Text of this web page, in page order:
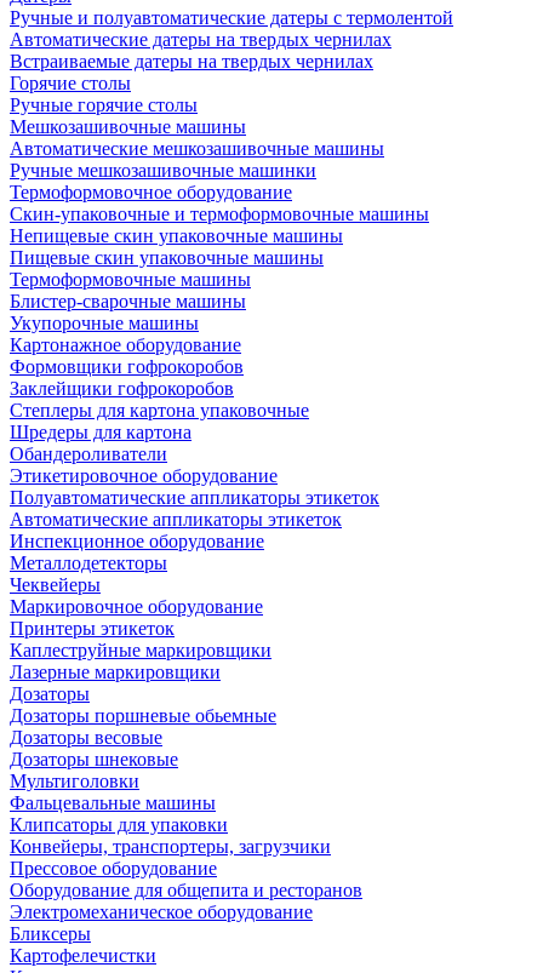
Ручные и полуавтоматические датеры с термолентой
Автоматические датеры на твердых чернилах
Встраиваемые датеры на твердых чернилах
Горячие столы
Ручные горячие столы
Мешкозашивочные машины
Автоматические мешкозашивочные машины
Ручные мешкозашивочные машинки
Термоформовочное оборудование
Скин-упаковочные и термоформовочные машины
Непищевые скин упаковочные машины
Пищевые скин упаковочные машины
Термоформовочные машины
Блистер-сварочные машины
Укупорочные машины
Картонажное оборудование
Формовщики гофрокоробов
Заклейщики гофрокоробов
Степлеры для картона упаковочные
Шредеры для картона
Обандероливатели
Этикетировочное оборудование
Полуавтоматические аппликаторы этикеток
Автоматические аппликаторы этикеток
Инспекционное оборудование
Металлодетекторы
Чеквейеры
Маркировочное оборудование
Принтеры этикеток
Каплеструйные маркировщики
Лазерные маркировщики
Дозаторы
Дозаторы поршневые обьемные
Дозаторы весовые
Дозаторы шнековые
Мультиголовки
Фальцевальные машины
Клипсаторы для упаковки
Конвейеры, транспортеры, загрузчики
Прессовое оборудование
Оборудование для общепита и ресторанов
Электромеханическое оборудование
Бликсеры
Картофелечистки